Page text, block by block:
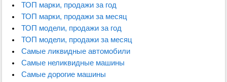
ТОП марки, продажи за год
ТОП марки, продажи за месяц
ТОП модели, продажи за год
ТОП модели, продажи за месяц
Самые ликвидные автомобили
Самые неликвидные машины
Самые дорогие машины